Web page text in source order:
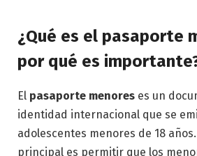
¿Qué es el pasaporte
por qué es
El pasaporte menores es un
identidad internacional que se
adolescentes menores de 18
principal es permitir que los